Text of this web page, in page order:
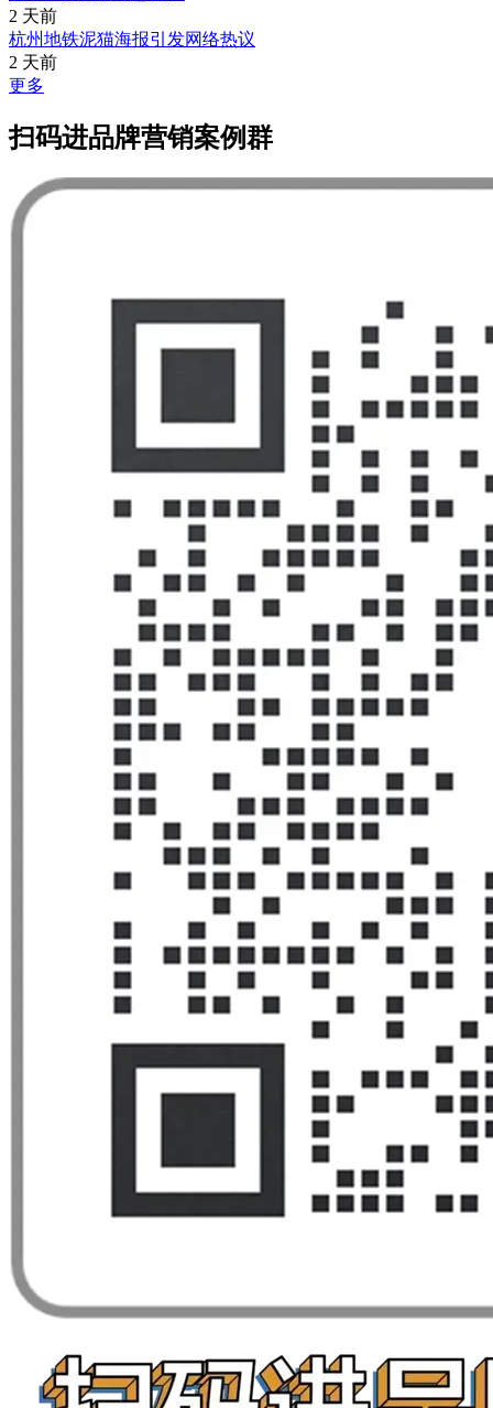
2 天前
杭州地铁泥猫海报引发网络热议
2 天前
更多
扫码进品牌营销案例群